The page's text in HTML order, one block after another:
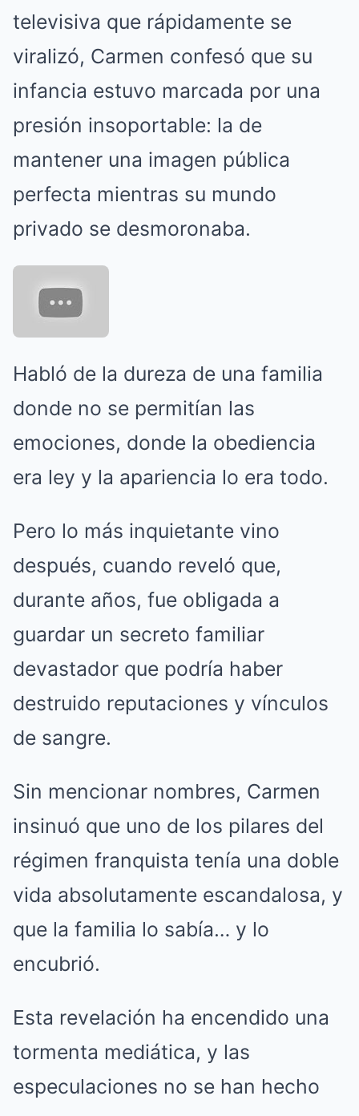
televisiva que rápidamente se
viralizó, Carmen confesó que su
infancia estuvo marcada por una
presión insoportable: la de
mantener una imagen pública
perfecta mientras su mundo
privado se desmoronaba.
Habló de la dureza de una familia
donde no se permitían las
emociones, donde la obediencia
era ley y la apariencia lo era todo.
Pero lo más inquietante vino
después, cuando reveló que,
durante años, fue obligada a
guardar un secreto familiar
devastador que podría haber
destruido reputaciones y vínculos
de sangre.
Sin mencionar nombres, Carmen
insinuó que uno de los pilares del
régimen franquista tenía una doble
vida absolutamente escandalosa, y
que la familia lo sabía… y lo
encubrió.
Esta revelación ha encendido una
tormenta mediática, y las
especulaciones no se han hecho